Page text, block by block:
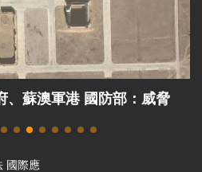
民眾黨前黨工馬治薇判刑2
國際應